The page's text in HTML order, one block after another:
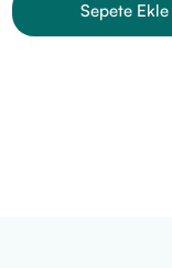
Doğal içerikli
Sepete Ekle